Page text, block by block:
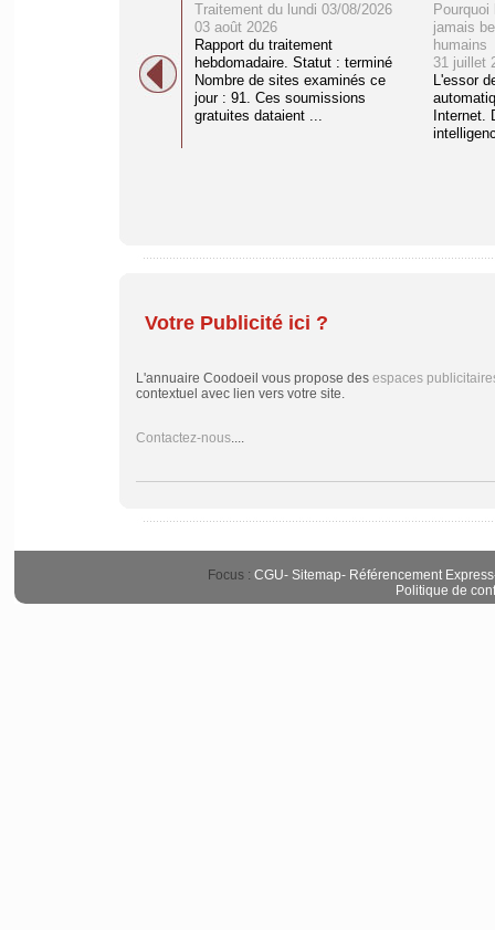
Traitement du lundi 03/08/2026
03 août 2026
Rapport du traitement
hebdomadaire. Statut : terminé
Nombre de sites examinés ce
jour : 91. Ces soumissions
gratuites dataient ...
jamais
humains
31 juillet
L'essor
Internet.
Votre Publicité ici ?
L'annuaire Coodoeil vous propose des espaces
contextuel avec lien vers votre site.
Contactez-nous....
Focus : CGU- Sitemap- Référencement Express
Politique de